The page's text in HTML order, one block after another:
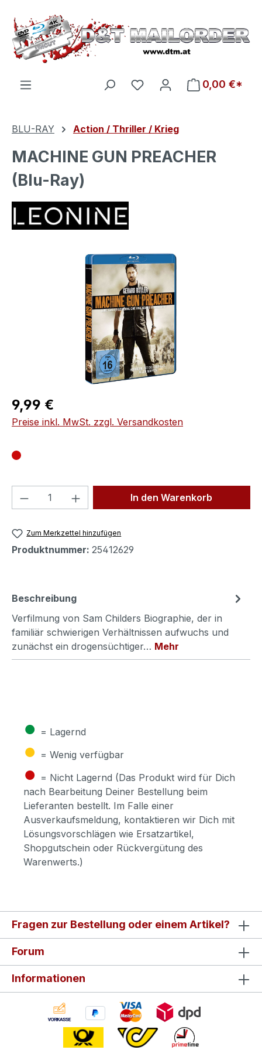
Zum Hauptinhalt springen
Du hast 0 Produkte auf
0,00 €*
BLU-RAY Action / Thriller / Krieg
MACHINE GUN PREACHER
(Blu-Ray)
Bildergalerie überspringen
Regulärer Preis:
9,99 €
Preise inkl. MwSt. zzgl. Versandkosten
Produkt Anzahl: Gib denIn den Warenkorb
Zum Merkzettel hinzufügen
Produktnummer: 25412629
Beschreibung
Verfilmung von Sam Childers Biographie, der in
familiär schwierigen Verhältnissen aufwuchs und
zunächst ein drogensüchtiger… Mehr
● = Lagernd
● = Wenig verfügbar
● = Nicht Lagernd (Das Produkt wird für Dich
nach Bearbeitung Deiner Bestellung beim
Lieferanten bestellt. Im Falle einer
Ausverkaufsmeldung, kontaktieren wir Dich mit
Lösungsvorschlägen wie Ersatzartikel,
Shopgutschein oder Rückvergütung des
Warenwerts.)
Fragen zur Bestellung oder einem Artikel?
Forum
Informationen